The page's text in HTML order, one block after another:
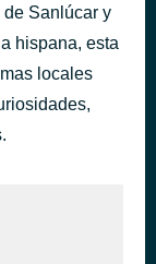
Emision en Directo Loca Urban Sanlucar hace 2 horas
Sanlúcar y
hispana, esta
locales